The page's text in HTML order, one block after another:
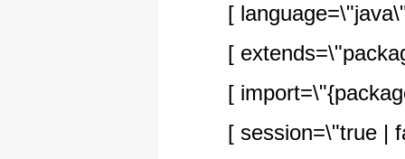
[
[
[
[ session=\"true |